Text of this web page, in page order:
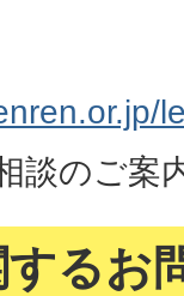
談のご案
るお